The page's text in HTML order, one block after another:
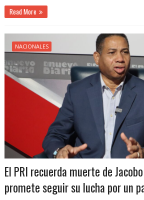
Read More
NACIONALES
El PRI recuerda muerte de
promete seguir su lucha por un